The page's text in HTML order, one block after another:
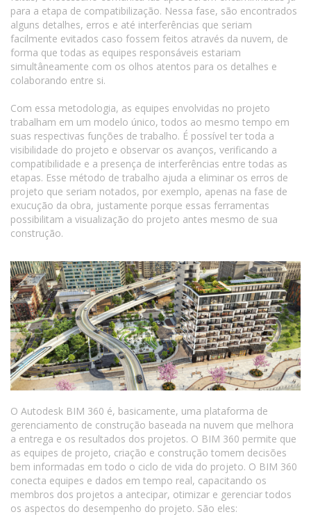
para a etapa de compatibilização. Nessa fase, são encontrados
alguns detalhes, erros e até interferências que seriam
facilmente evitados caso fossem feitos através da nuvem, de
forma que todas as equipes responsáveis estariam
simultâneamente com os olhos atentos para os detalhes e
colaborando entre si.
Com essa metodologia, as equipes envolvidas no projeto
trabalham em um modelo único, todos ao mesmo tempo em
suas respectivas funções de trabalho. É possível ter toda a
visibilidade do projeto e observar os avanços, verificando a
compatibilidade e a presença de interferências entre todas as
etapas. Esse método de trabalho ajuda a eliminar os erros de
projeto que seriam notados, por exemplo, apenas na fase de
exucução da obra, justamente porque essas ferramentas
possibilitam a visualização do projeto antes mesmo de sua
construção.
O Autodesk BIM 360 é, basicamente, uma plataforma de
gerenciamento de construção baseada na nuvem que melhora
a entrega e os resultados dos projetos. O BIM 360 permite que
as equipes de projeto, criação e construção tomem decisões
bem informadas em todo o ciclo de vida do projeto. O BIM 360
conecta equipes e dados em tempo real, capacitando os
membros dos projetos a antecipar, otimizar e gerenciar todos
os aspectos do desempenho do projeto. São eles: